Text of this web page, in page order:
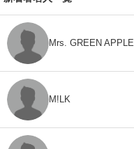
Mrs. GREEN APPLE
M!LK